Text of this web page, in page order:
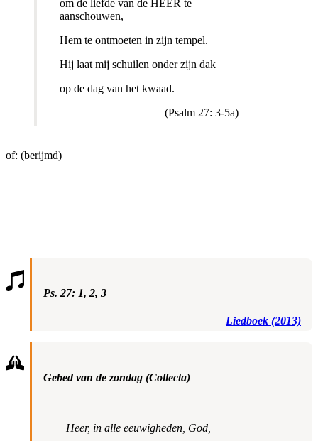
om de liefde van de HEER te
aanschouwen,
Hem te ontmoeten in zijn tempel.
Hij laat mij schuilen onder zijn dak
op de dag van het kwaad.
(Psalm 27: 3-5a)
of: (berijmd)
Ps. 27: 1, 2, 3
Liedboek (2013)
Gebed van de zondag (Collecta)
Heer, in alle eeuwigheden, God,